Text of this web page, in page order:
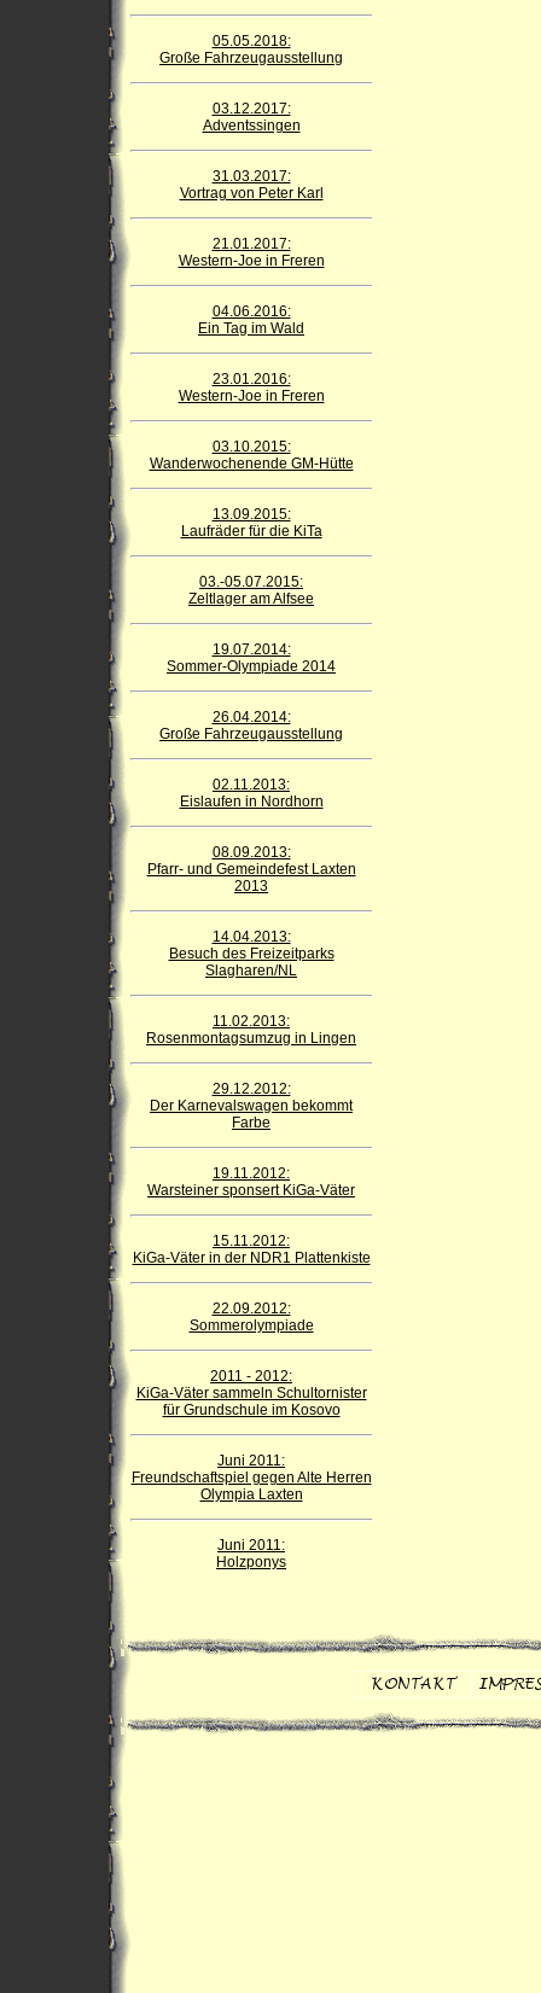
05.05.2018:
Große Fahrzeugausstellung
03.12.2017:
Adventssingen
31.03.2017:
Vortrag von Peter Karl
21.01.2017:
Western-Joe in Freren
04.06.2016:
Ein Tag im Wald
23.01.2016:
Western-Joe in Freren
03.10.2015:
Wanderwochenende GM-Hütte
13.09.2015:
Laufräder für die KiTa
03.-05.07.2015:
Zeltlager am Alfsee
19.07.2014:
Sommer-Olympiade 2014
26.04.2014:
Große Fahrzeugausstellung
02.11.2013:
Eislaufen in Nordhorn
08.09.2013:
Pfarr- und Gemeindefest Laxten
2013
14.04.2013:
Besuch des Freizeitparks
Slagharen/NL
11.02.2013:
Rosenmontagsumzug in Lingen
29.12.2012:
Der Karnevalswagen bekommt
Farbe
19.11.2012:
Warsteiner sponsert KiGa-Väter
15.11.2012:
KiGa-Väter in der NDR1 Plattenkiste
22.09.2012:
Sommerolympiade
2011 - 2012:
KiGa-Väter sammeln Schultornister
für Grundschule im Kosovo
Juni 2011:
Freundschaftspiel gegen Alte Herren
Olympia Laxten
Juni 2011:
Holzponys